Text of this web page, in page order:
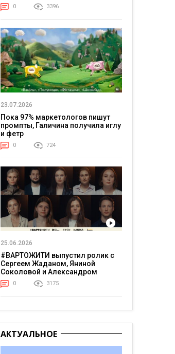
0 3396
23.07.2026
Пока 97% маркетологов пишут
промпты, Галичина получила иглу
и фетр
0 724
25.06.2026
#ВАРТОЖИТИ выпустил ролик с
Сергеем Жаданом, Яниной
Соколовой и Александром
Тереном о жизни в постоянном
напряжении
0 3175
АКТУАЛЬНОЕ